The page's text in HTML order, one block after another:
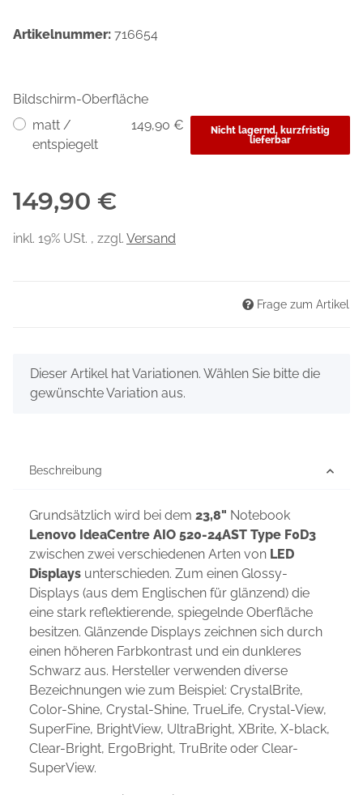
Artikelnummer: 716654
Bildschirm-Oberfläche
matt /
entspiegelt
149,90 €
Nicht lagernd, kurzfristig
lieferbar
149,90 €
inkl. 19% USt. , zzgl. Versand
Frage zum Artikel
x
Dieser Artikel hat Variationen. Wählen Sie bitte die
gewünschte Variation aus.
Beschreibung
Grundsätzlich wird bei dem 23,8" Notebook
Lenovo IdeaCentre AIO 520-24AST Type F0D3
zwischen zwei verschiedenen Arten von LED
Displays unterschieden. Zum einen Glossy-
Displays (aus dem Englischen für glänzend) die
eine stark reflektierende, spiegelnde Oberfläche
besitzen. Glänzende Displays zeichnen sich durch
einen höheren Farbkontrast und ein dunkleres
Schwarz aus. Hersteller verwenden diverse
Bezeichnungen wie zum Beispiel: CrystalBrite,
Color-Shine, Crystal-Shine, TrueLife, Crystal-View,
SuperFine, BrightView, UltraBright, XBrite, X-black,
Clear-Bright, ErgoBright, TruBrite oder Clear-
SuperView.